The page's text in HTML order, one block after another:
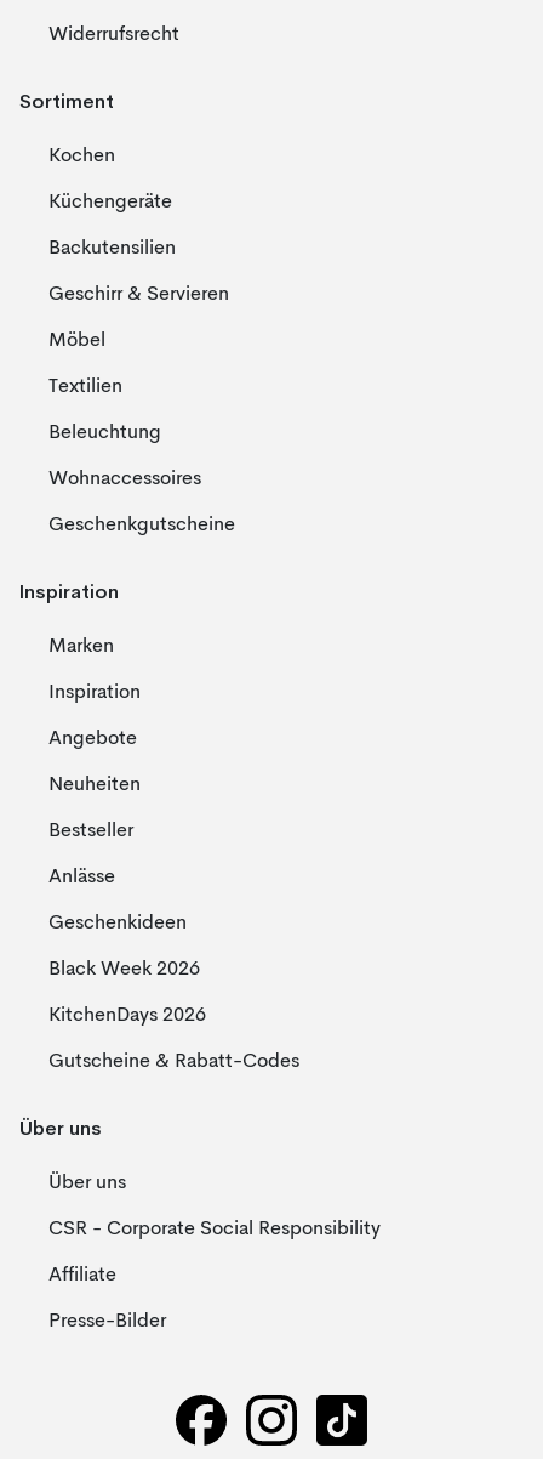
Widerrufsrecht
Sortiment
Kochen
Küchengeräte
Backutensilien
Geschirr & Servieren
Möbel
Textilien
Beleuchtung
Wohnaccessoires
Geschenkgutscheine
Inspiration
Marken
Inspiration
Angebote
Neuheiten
Bestseller
Anlässe
Geschenkideen
Black Week 2026
KitchenDays 2026
Gutscheine & Rabatt-Codes
Über uns
Über uns
CSR - Corporate Social Responsibility
Affiliate
Presse-Bilder